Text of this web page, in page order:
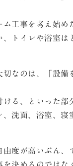
工事を考え始
トイレや浴室
なのは、「設
る、といった
洗面、浴室、寝
度が高いぶん、